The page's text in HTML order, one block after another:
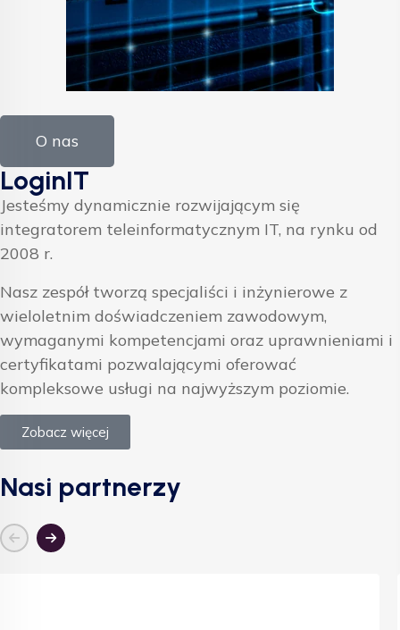
O nas
LoginIT
Jesteśmy dynamicznie rozwijającym się
integratorem teleinformatycznym IT, na rynku od
2008 r.
Nasz zespół tworzą specjaliści i inżynierowe z
wieloletnim doświadczeniem zawodowym,
wymaganymi kompetencjami oraz uprawnieniami i
certyfikatami pozwalającymi oferować
kompleksowe usługi na najwyższym poziomie.
Zobacz więcej
Nasi partnerzy